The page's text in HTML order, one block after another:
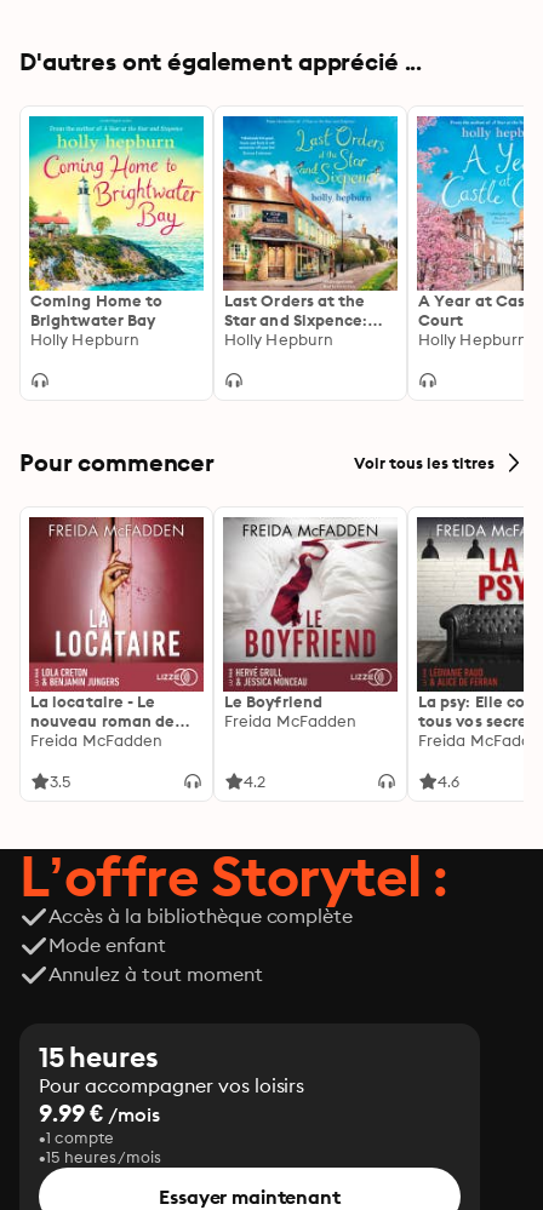
D'autres ont également apprécié ...
Coming Home to
Brightwater Bay
Holly Hepburn
Last Orders at the
Star and Sixpence:
feel-good fiction set
pub!
Holly Hepburn
A Year at
Court
Holly Hepburn
Pour commencer Voir tous les titres
La locataire - Le
nouveau roman de
l'autrice de La femme
Freida McFadden
3.5
Le Boyfriend
Freida McFadden
4.2
La psy: Elle
tous vos
découvrez les
Freida
4.6
L’offre Storytel :
Accès à la bibliothèque complète
Mode enfant
Annulez à tout moment
15 heures
Pour accompagner vos loisirs
9.99 € /mois
1 compte
15 heures/mois
Essayer maintenant